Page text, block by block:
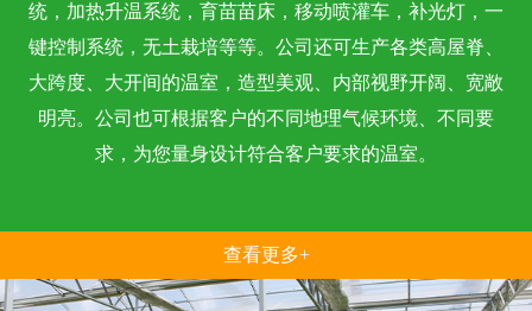
统，加热升温系统，育苗苗床，移动喷灌车，补光灯，一
键控制系统，无土栽培等等。公司还可生产各类高屋脊、
大跨度、大开间的温室，造型美观、内部视野开阔、宽敞
明亮。公司也可根据客户的不同地理气候环境、不同要
求，为您量身设计符合客户要求的温室。
查看更多+